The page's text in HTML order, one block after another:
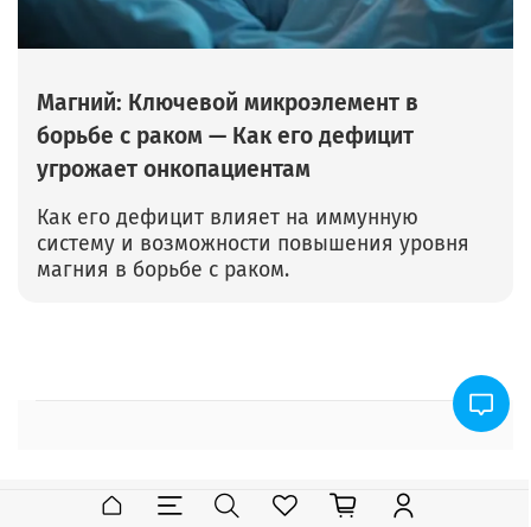
Магний: Ключевой микроэлемент в
борьбе с раком — Как его дефицит
угрожает онкопациентам
Как его дефицит влияет на иммунную
систему и возможности повышения уровня
магния в борьбе с раком.